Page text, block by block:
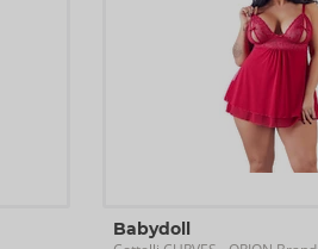
Babydoll